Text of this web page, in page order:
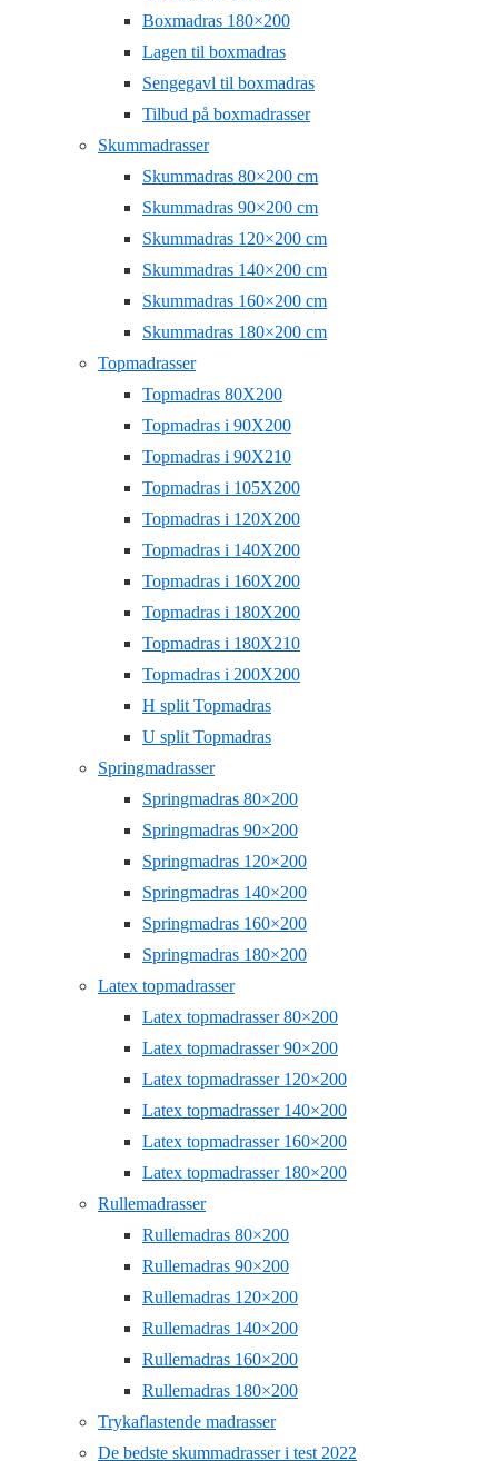
Boxmadras 180×200
Lagen til boxmadras
Sengegavl til boxmadras
Tilbud på boxmadrasser
Skummadrasser
Skummadras 80×200 cm
Skummadras 90×200 cm
Skummadras 120×200 cm
Skummadras 140×200 cm
Skummadras 160×200 cm
Skummadras 180×200 cm
Topmadrasser
Topmadras 80X200
Topmadras i 90X200
Topmadras i 90X210
Topmadras i 105X200
Topmadras i 120X200
Topmadras i 140X200
Topmadras i 160X200
Topmadras i 180X200
Topmadras i 180X210
Topmadras i 200X200
H split Topmadras
U split Topmadras
Springmadrasser
Springmadras 80×200
Springmadras 90×200
Springmadras 120×200
Springmadras 140×200
Springmadras 160×200
Springmadras 180×200
Latex topmadrasser
Latex topmadrasser 80×200
Latex topmadrasser 90×200
Latex topmadrasser 120×200
Latex topmadrasser 140×200
Latex topmadrasser 160×200
Latex topmadrasser 180×200
Rullemadrasser
Rullemadras 80×200
Rullemadras 90×200
Rullemadras 120×200
Rullemadras 140×200
Rullemadras 160×200
Rullemadras 180×200
Trykaflastende madrasser
De bedste skummadrasser i test 2022